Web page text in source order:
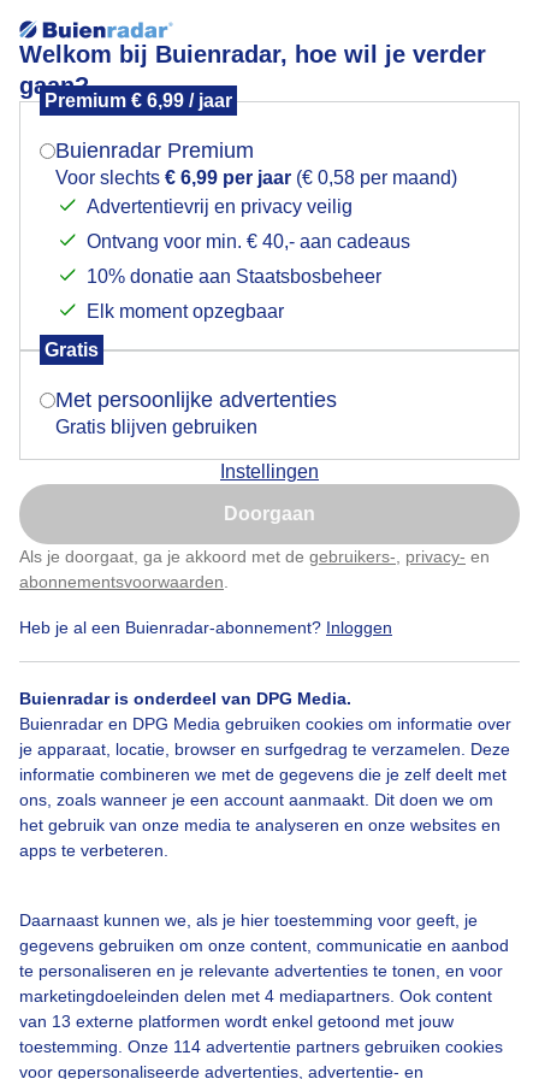
Welkom bij Buienradar, hoe wil je verder
gaan?
Premium € 6,99 / jaar
Buienradar Premium
Voor slechts € 6,99 per jaar (€ 0,58 per maand)
Advertentievrij en privacy veilig
Ontvang voor min. € 40,- aan cadeaus
10% donatie aan Staatsbosbeheer
Elk moment opzegbaar
Gratis
Met persoonlijke advertenties
Gratis blijven gebruiken
Instellingen
Doorgaan
Als je doorgaat, ga je akkoord met de gebruikers- privacy- en
abonnementsvoorwaarden
Heb je al een Buienradar-abonnement? Inloggen
Buienradar is onderdeel van DPG Media.
Buienradar en DPG Media gebruiken cookies om informatie over
je apparaat, locatie, browser en surfgedrag te verzamelen. Deze
informatie combineren we met de gegevens die je zelf deelt met
ons, zoals wanneer je een account aanmaakt. Dit doen we om
het gebruik van onze media te analyseren en onze websites en
apps te verbeteren.
Daarnaast kunnen we, als je hier toestemming voor geeft, je
gegevens gebruiken om onze content, communicatie en aanbod
te personaliseren en je relevante advertenties te tonen, en voor
marketingdoeleinden delen met 4 mediapartners. Ook content
van 13 externe platformen wordt enkel getoond met jouw
toestemming. Onze 114 advertentie partners gebruiken cookies
voor gepersonaliseerde advertenties, advertentie- en
Een moment geduld aub...
Een moment geduld aub...
Over Buienradar
Veelgestelde vragen
Contact
Toegankelijkheid
Gebruikersvoorwaarden
Privacy beleid
Cookie beleid
Privacy instellingen
Mogen we je locatie gebruiken voor het
Indien je hier nog geen akkoord op hebt gegeven,
verschijnt er zo een pop-up uit je browser waarin
Is goed, toon de popup
Nu niet, misschien later
Klik hierom dit aan te passen